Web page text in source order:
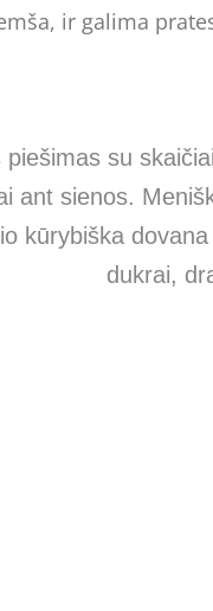
ir galima
su
ant sienos.
kūrybiška
dukrai,